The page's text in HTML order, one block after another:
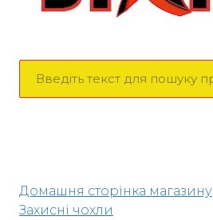
Домашня сторінка магазину
Захисні чохли